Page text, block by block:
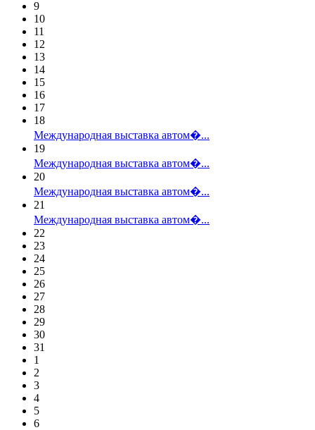
9
10
11
12
13
14
15
16
17
18
Международная выставка автом�...
19
Международная выставка автом�...
20
Международная выставка автом�...
21
Международная выставка автом�...
22
23
24
25
26
27
28
29
30
31
1
2
3
4
5
6